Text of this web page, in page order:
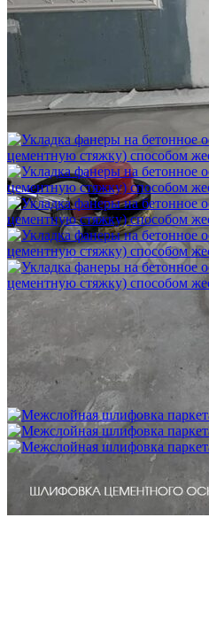
Шлифовка стяжки с
1 500 ₽
Укладка фанеры на бетонное
цементную стяжку) способом
750 ₽